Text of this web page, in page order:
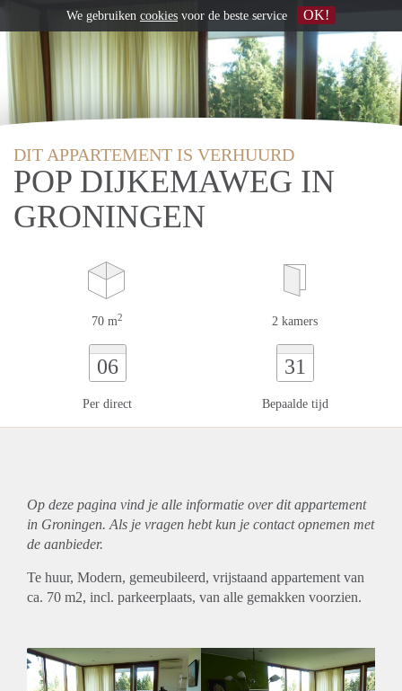
DIT APPARTEMENT IS VERHUURD
POP DIJKEMAWEG IN
GRONINGEN
70 m2 2 kamers
06
Per direct
31
Bepaalde tijd
Op deze pagina vind je alle informatie over ditappartement
in Groningen. Als je vragen hebt kun je contact opnemen met
de aanbieder.
Te huur, Modern, gemeubileerd, vrijstaand appartement van
ca. 70 m2, incl. parkeerplaats, van alle gemakken voorzien.
We gebruiken cookies voor de beste service OK!